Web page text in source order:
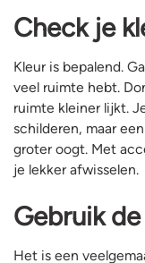
Check je
Kleur is bepalend.
veel ruimte hebt.
ruimte kleiner lijkt.
schilderen, maar
groter oogt. Met
je lekker afwisselen.
Gebruik
Het is een